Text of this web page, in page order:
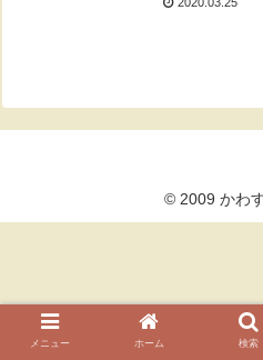
© 2009 かわ
メニュー ホーム 検索